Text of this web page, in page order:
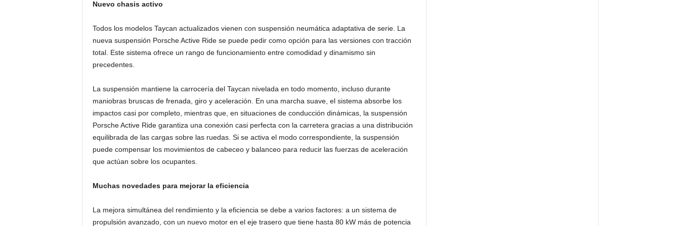
Nuevo chasis activo
Todos los modelos Taycan actualizados vienen con suspensión neumática adaptativa de serie. La
nueva suspensión Porsche Active Ride se puede pedir como opción para las versiones con tracción
total. Este sistema ofrece un rango de funcionamiento entre comodidad y dinamismo sin
precedentes.
La suspensión mantiene la carrocería del Taycan nivelada en todo momento, incluso durante
maniobras bruscas de frenada, giro y aceleración. En una marcha suave, el sistema absorbe los
impactos casi por completo, mientras que, en situaciones de conducción dinámicas, la suspensión
Porsche Active Ride garantiza una conexión casi perfecta con la carretera gracias a una distribución
equilibrada de las cargas sobre las ruedas. Si se activa el modo correspondiente, la suspensión
puede compensar los movimientos de cabeceo y balanceo para reducir las fuerzas de aceleración
que actúan sobre los ocupantes.
Muchas novedades para mejorar la eficiencia
La mejora simultánea del rendimiento y la eficiencia se debe a varios factores: a un sistema de
propulsión avanzado, con un nuevo motor en el eje trasero que tiene hasta 80 kW más de potencia